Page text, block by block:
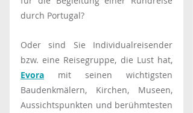
durch Portugal?
Oder sind Sie Individualreisender
Evora mit seinen wichtigsten
Baudenkmälern, Kirchen, Museen,
Aussichtspunkten und berühmtesten